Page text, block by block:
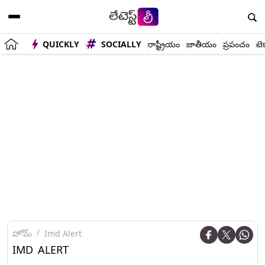
QUICKLY SOCIALLY రాష్ట్రీయం జాతీయం ప్రపంచం
హోమ్ Imd Alert
IMD ALERT